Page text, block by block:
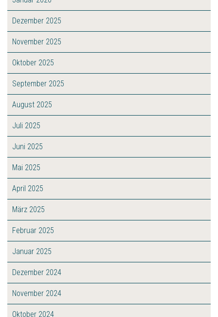
Dezember 2025
November 2025
Oktober 2025
September 2025
August 2025
Juli 2025
Juni 2025
Mai 2025
April 2025
März 2025
Februar 2025
Januar 2025
Dezember 2024
November 2024
Oktober 2024